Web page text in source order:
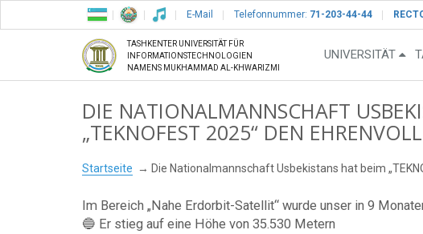
E-Mail Telefonnummer: 71-203-44-44
TASHKENTER UNIVERSITÄT FÜR
INFORMATIONSTECHNOLOGIEN
NAMENS MUKHAMMAD AL-KHWARIZMI
UNIVERSITÄT
DIE NATIONALMANNSCHAFT
„TEKNOFEST 2025“ DEN
Startseite Die Nationalmannschaft Usbekistans hat beim
Im Bereich „Nahe Erdorbit-Satellit“ wurde unser in 9
🔵 Er stieg auf eine Höhe von 35.530 Metern